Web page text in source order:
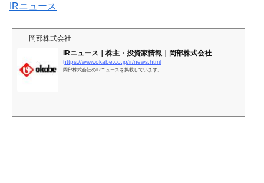
IRニュース
岡部株式会社
IRニュース｜株主・投資家情報｜岡部株式会社
https://www.okabe.co.jp/ir/news.html
岡部株式会社のIRニュースを掲載しています。